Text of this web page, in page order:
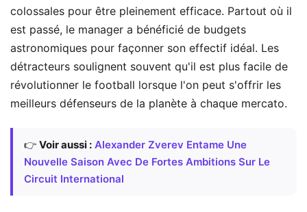
colossales pour être pleinement efficace. Partout où il
est passé, le manager a bénéficié de budgets
astronomiques pour façonner son effectif idéal. Les
détracteurs soulignent souvent qu'il est plus facile de
révolutionner le football lorsque l'on peut s'offrir les
meilleurs défenseurs de la planète à chaque mercato.
👉 Voir aussi : Alexander Zverev Entame Une
Nouvelle Saison Avec De Fortes Ambitions Sur Le
Circuit International